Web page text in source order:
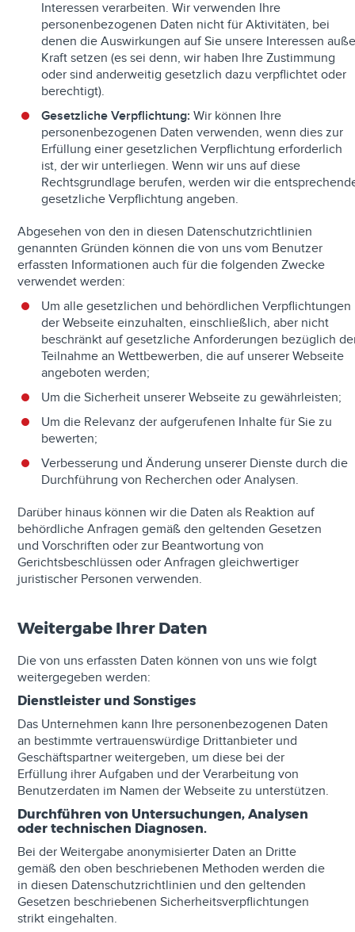
Interessen verarbeiten. Wir verwenden Ihre
personenbezogenen Daten nicht für Aktivitäten, bei
denen die Auswirkungen auf Sie unsere Interessen
Kraft setzen (es sei denn, wir haben Ihre Zustimmung
oder sind anderweitig gesetzlich dazu verpflichtet oder
berechtigt).
Gesetzliche Verpflichtung: Wir können Ihre
personenbezogenen Daten verwenden, wenn dies zur
Erfüllung einer gesetzlichen Verpflichtung erforderlich
ist, der wir unterliegen. Wenn wir uns auf diese
Rechtsgrundlage berufen, werden wir die
gesetzliche Verpflichtung angeben.
Abgesehen von den in diesen Datenschutzrichtlinien
genannten Gründen können die von uns vom Benutzer
erfassten Informationen auch für die folgenden Zwecke
verwendet werden:
Um alle gesetzlichen und behördlichen Verpflichtungen
der Webseite einzuhalten, einschließlich, aber nicht
beschränkt auf gesetzliche Anforderungen bezüglich
Teilnahme an Wettbewerben, die auf unserer Webseite
angeboten werden;
Um die Sicherheit unserer Webseite zu gewährleisten;
Um die Relevanz der aufgerufenen Inhalte für Sie zu
bewerten;
Verbesserung und Änderung unserer Dienste durch die
Durchführung von Recherchen oder Analysen.
Darüber hinaus können wir die Daten als Reaktion auf
behördliche Anfragen gemäß den geltenden Gesetzen
und Vorschriften oder zur Beantwortung von
Gerichtsbeschlüssen oder Anfragen gleichwertiger
juristischer Personen verwenden.
Weitergabe Ihrer Daten
Die von uns erfassten Daten können von uns wie folgt
weitergegeben werden:
Dienstleister und Sonstiges
Das Unternehmen kann Ihre personenbezogenen Daten
an bestimmte vertrauenswürdige Drittanbieter und
Geschäftspartner weitergeben, um diese bei der
Erfüllung ihrer Aufgaben und der Verarbeitung von
Benutzerdaten im Namen der Webseite zu unterstützen.
Durchführen von Untersuchungen, Analysen
oder technischen Diagnosen.
Bei der Weitergabe anonymisierter Daten an Dritte
gemäß den oben beschriebenen Methoden werden die
in diesen Datenschutzrichtlinien und den geltenden
Gesetzen beschriebenen Sicherheitsverpflichtungen
strikt eingehalten.